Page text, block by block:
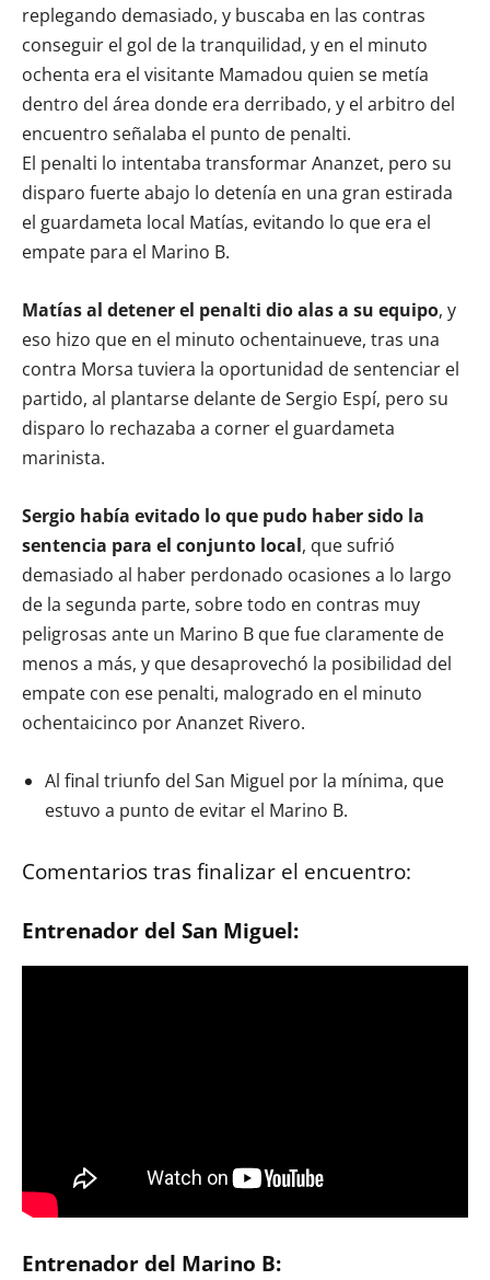
replegando demasiado, y buscaba en las contras
conseguir el gol de la tranquilidad, y en el minuto
ochenta era el visitante Mamadou quien se metía
dentro del área donde era derribado, y el arbitro del
encuentro señalaba el punto de penalti.
El penalti lo intentaba transformar Ananzet, pero su
disparo fuerte abajo lo detenía en una gran estirada
el guardameta local Matías, evitando lo que era el
empate para el Marino B.
Matías al detener el penalti dio alas a su equipo, y
eso hizo que en el minuto ochentainueve, tras una
contra Morsa tuviera la oportunidad de sentenciar el
partido, al plantarse delante de Sergio Espí, pero su
disparo lo rechazaba a corner el guardameta
marinista.
Sergio había evitado lo que pudo haber sido la
sentencia para el conjunto local, que sufrió
demasiado al haber perdonado ocasiones a lo largo
de la segunda parte, sobre todo en contras muy
peligrosas ante un Marino B que fue claramente de
menos a más, y que desaprovechó la posibilidad del
empate con ese penalti, malogrado en el minuto
ochentaicinco por Ananzet Rivero.
Al final triunfo del San Miguel por la mínima, que
estuvo a punto de evitar el Marino B.
Comentarios tras finalizar el encuentro:
Entrenador del San Miguel:
Entrenador del Marino B: